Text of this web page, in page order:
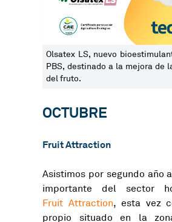
Olsatex LS, nuevo
PBS, destinado a la mejora de
del fruto.
OCTUBRE
Fruit Attraction
Asistimos por segundo año
importante del sector
Fruit Attraction, esta vez
propio situado en la